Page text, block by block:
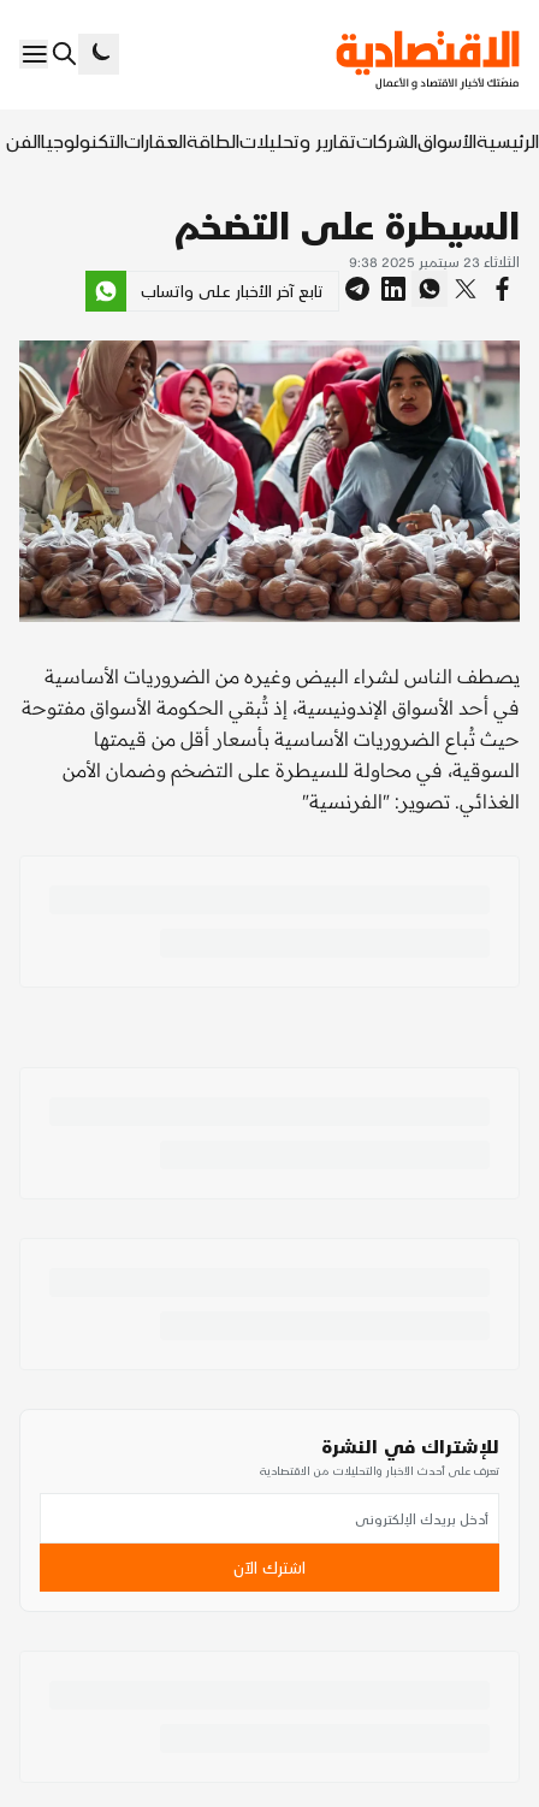
الرئيسيةالأسواقالشركاتتقارير وتحليلاتالطاقةالعقاراتالتكنولوجياالفن
السيطرة على التضخم
الثلاثاء 23 سبتمبر 2025 9:38
تابع آخر الأخبار على واتساب
يصطف الناس لشراء البيض وغيره من الضروريات الأساسية
في أحد الأسواق الإندونيسية، إذ تُبقي الحكومة الأسواق مفتوحة
حيث تُباع الضروريات الأساسية بأسعار أقل من قيمتها
السوقية، في محاولة للسيطرة على التضخم وضمان الأمن
الغذائي. تصوير: "الفرنسية"
للإشتراك في النشرة
تعرف على أحدث الأخبار والتحليلات من الاقتصادية
اشترك الآن